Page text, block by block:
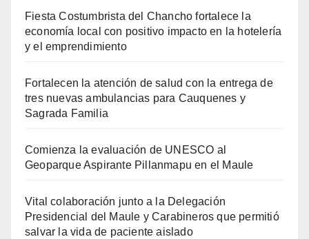
Fiesta Costumbrista del Chancho fortalece la
economía local con positivo impacto en la hotelería
y el emprendimiento
Fortalecen la atención de salud con la entrega de
tres nuevas ambulancias para Cauquenes y
Sagrada Familia
Comienza la evaluación de UNESCO al
Geoparque Aspirante Pillanmapu en el Maule
Vital colaboración junto a la Delegación
Presidencial del Maule y Carabineros que permitió
salvar la vida de paciente aislado